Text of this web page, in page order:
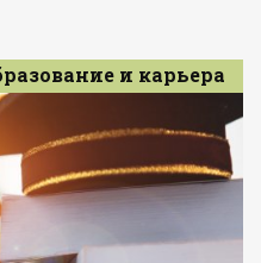
и карьера